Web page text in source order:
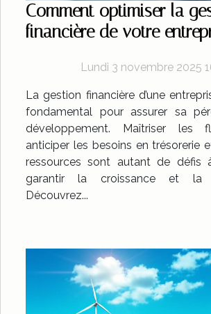
Comment optimiser la
financière de votre
Lundi 3 novembre 2025
La gestion financière d’une
fondamental pour assurer sa
développement. Maîtriser les
anticiper les besoins en trésorerie
ressources sont autant de défis
garantir la croissance et la
Découvrez...